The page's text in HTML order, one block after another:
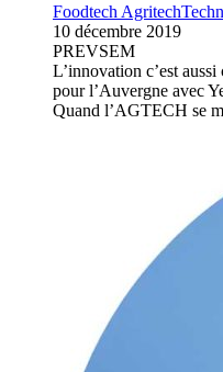
Foodtech Agritech
10 décembre 2019
PREVSEM
L’innovation c’est
pour l’Auvergne avec
Quand l’AGTECH se